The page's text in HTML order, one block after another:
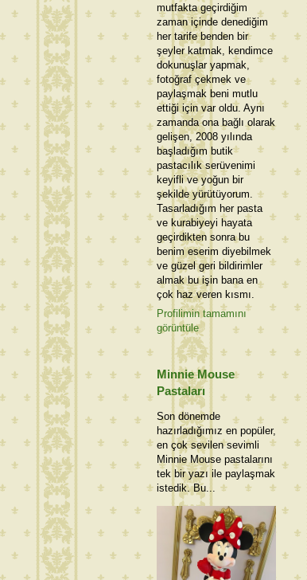
mutfakta geçirdiğim
zaman içinde denediğim
her tarife benden bir
şeyler katmak, kendimce
dokunuşlar yapmak,
fotoğraf çekmek ve
paylaşmak beni mutlu
ettiği için var oldu. Aynı
zamanda ona bağlı olarak
gelişen, 2008 yılında
başladığım butik
pastacılık serüvenimi
keyifli ve yoğun bir
şekilde yürütüyorum.
Tasarladığım her pasta
ve kurabiyeyi hayata
geçirdikten sonra bu
benim eserim diyebilmek
ve güzel geri bildirimler
almak bu işin bana en
çok haz veren kısmı.
Profilimin tamamını
görüntüle
Minnie Mouse
Pastaları
Son dönemde
hazırladığımız en popüler,
en çok sevilen sevimli
Minnie Mouse pastalarını
tek bir yazı ile paylaşmak
istedik. Bu...